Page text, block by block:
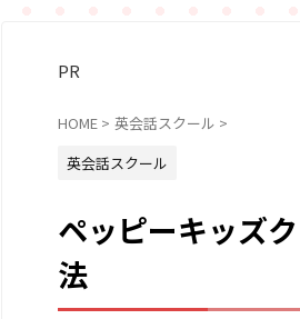
PR
HOME > 英会話スクール >
英会話スクール
ペッピーキッズ
法